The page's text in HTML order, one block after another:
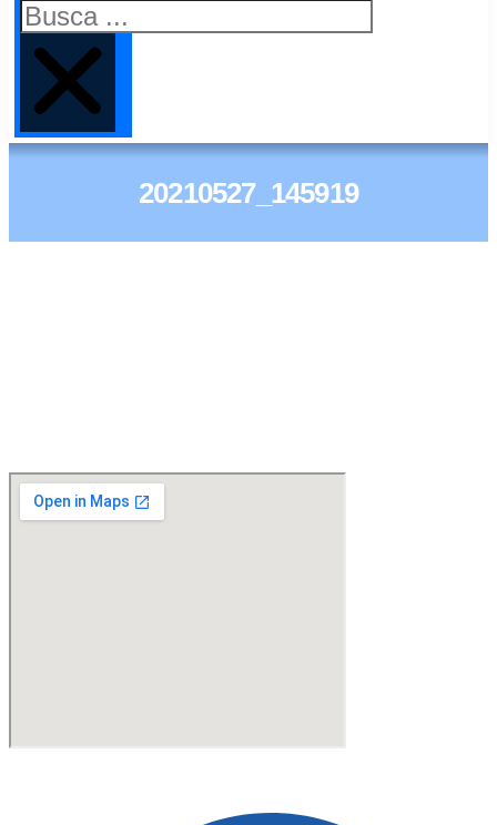
20210527_145919